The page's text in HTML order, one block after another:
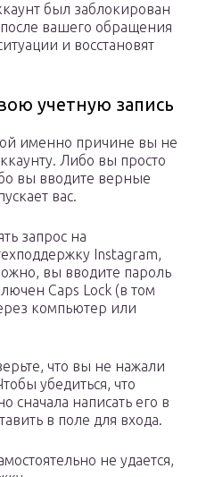
был заблокирован
вашего обращения
и восстановят
учетную запись
именно причине вы не
Либо вы просто
вы вводите верные
вас.
запрос на
Instagram,
вы вводите пароль
Caps Lock (в том
компьютер или
что вы не нажали
убедиться, что
сначала написать его в
в поле для входа.
не удается,